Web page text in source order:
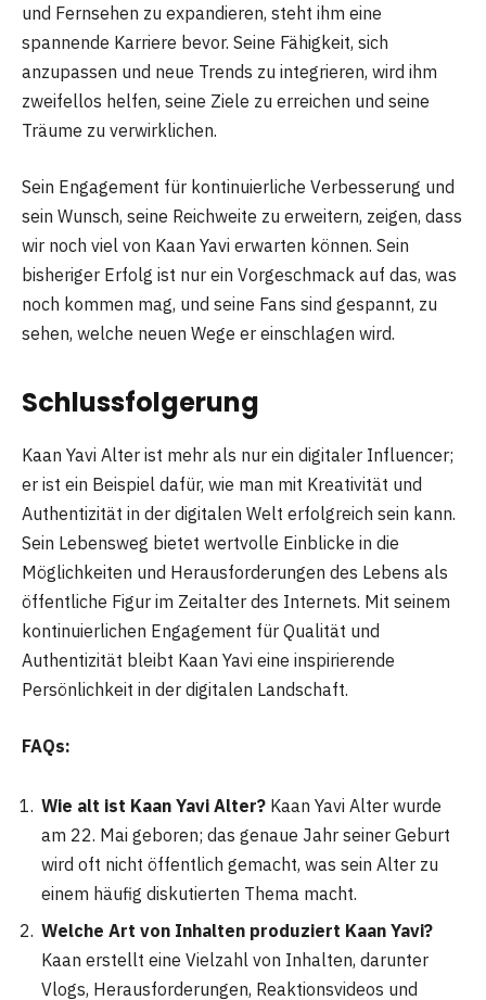
und Fernsehen zu expandieren, steht ihm eine
spannende Karriere bevor. Seine Fähigkeit, sich
anzupassen und neue Trends zu integrieren, wird ihm
zweifellos helfen, seine Ziele zu erreichen und seine
Träume zu verwirklichen.
Sein Engagement für kontinuierliche Verbesserung und
sein Wunsch, seine Reichweite zu erweitern, zeigen, dass
wir noch viel von Kaan Yavi erwarten können. Sein
bisheriger Erfolg ist nur ein Vorgeschmack auf das, was
noch kommen mag, und seine Fans sind gespannt, zu
sehen, welche neuen Wege er einschlagen wird.
Schlussfolgerung
Kaan Yavi Alter ist mehr als nur ein digitaler Influencer;
er ist ein Beispiel dafür, wie man mit Kreativität und
Authentizität in der digitalen Welt erfolgreich sein kann.
Sein Lebensweg bietet wertvolle Einblicke in die
Möglichkeiten und Herausforderungen des Lebens als
öffentliche Figur im Zeitalter des Internets. Mit seinem
kontinuierlichen Engagement für Qualität und
Authentizität bleibt Kaan Yavi eine inspirierende
Persönlichkeit in der digitalen Landschaft.
FAQs:
Wie alt ist Kaan Yavi Alter? Kaan Yavi Alter wurde
am 22. Mai geboren; das genaue Jahr seiner Geburt
wird oft nicht öffentlich gemacht, was sein Alter zu
einem häufig diskutierten Thema macht.
Welche Art von Inhalten produziert Kaan Yavi?
Kaan erstellt eine Vielzahl von Inhalten, darunter
Vlogs, Herausforderungen, Reaktionsvideos und